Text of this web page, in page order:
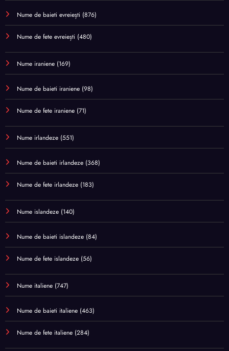
Nume de baieti evreiești (876)
Nume de fete evreiești (480)
Nume iraniene (169)
Nume de baieti iraniene (98)
Nume de fete iraniene (71)
Nume irlandeze (551)
Nume de baieti irlandeze (368)
Nume de fete irlandeze (183)
Nume islandeze (140)
Nume de baieti islandeze (84)
Nume de fete islandeze (56)
Nume italiene (747)
Nume de baieti italiene (463)
Nume de fete italiene (284)